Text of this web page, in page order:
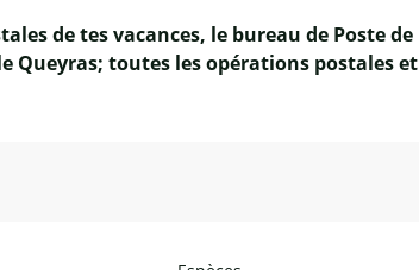
de tes vacances, le bureau de Poste de
Queyras; toutes les opérations postales et